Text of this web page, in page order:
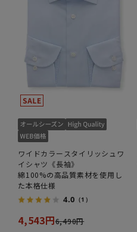
ワイドカラースタイリッシュワ
イシャツ《長袖》
綿100%の高品質素材を使用し
た本格仕様
4.0 （1）
4,543円6,490円